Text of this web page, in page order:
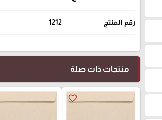
رقم المنتج 1212
منتجات ذات صلة
favorite_border